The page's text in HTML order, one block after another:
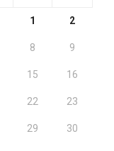
1 2
8 9
15 16
22 23
29 30